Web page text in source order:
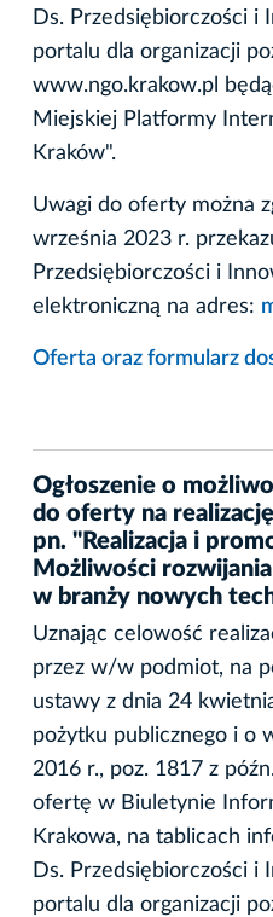
Ds. Przedsiębiorczości i
portalu dla organizacji
www.ngo.krakow.pl
Miejskiej Platformy
Kraków".
Uwagi do oferty można
września 2023 r.
Przedsiębiorczości i
elektroniczną na adres:
Oferta oraz formularz
Ogłoszenie o
do oferty na
pn. "Realizacja i
Możliwości
w branży nowych
Uznając celowość
przez w/w podmiot, na
ustawy z dnia 24
pożytku publicznego i o
2016 r., poz. 1817 z
ofertę w Biuletynie
Krakowa, na tablicach
Ds. Przedsiębiorczości i
portalu dla organizacji